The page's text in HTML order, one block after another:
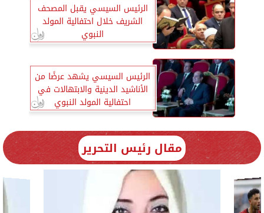
الرئيس السيسي يقبل المصحف
الشريف خلال احتفالية المولد
النبوي
الرئيس السيسي يشهد عرضًا من
الأناشيد الدينية والابتهالات في
احتفالية المولد النبوي
مقال رئيس التحرير